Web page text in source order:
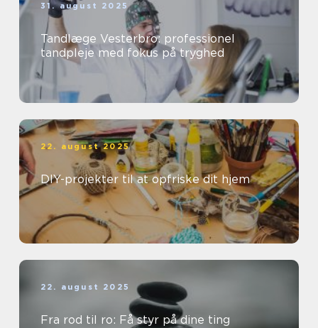
31. august 2025
Tandlæge Vesterbro: professionel
tandpleje med fokus på tryghed
22. august 2025
DIY-projekter til at opfriske dit hjem
22. august 2025
Fra rod til ro: Få styr på dine ting